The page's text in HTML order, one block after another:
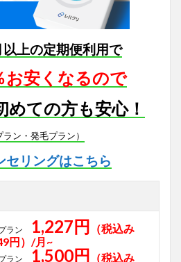
上の定期便利用で
お安くなるので
めての方も安心！
ラン・発毛プラン）
セリングはこちら
ラン 1,227円 （税込み
円）/月~
ラン 1,500円 （税込み